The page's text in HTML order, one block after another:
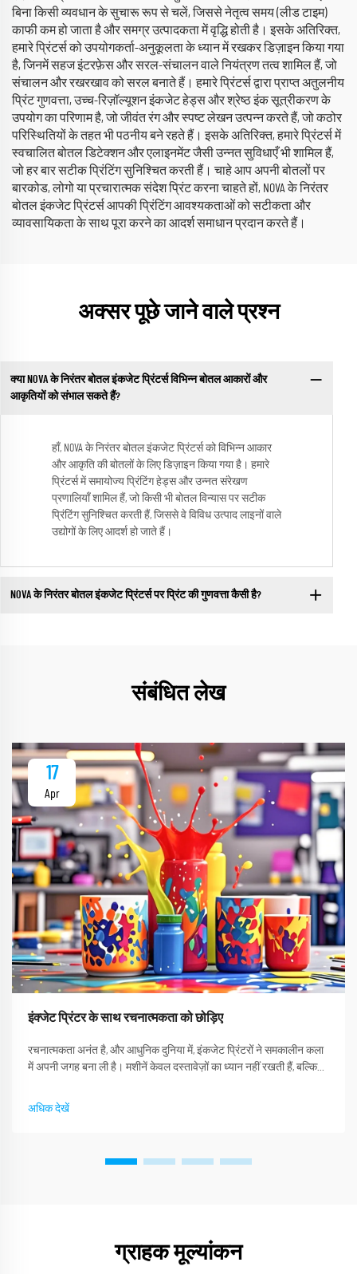
बिना किसी व्यवधान के सुचारू रूप से चलें, जिससे नेतृत्व समय (लीड टाइम)
काफी कम हो जाता है और समग्र उत्पादकता में वृद्धि होती है। इसके अतिरिक्त,
हमारे प्रिंटर्स को उपयोगकर्ता-अनुकूलता के ध्यान में रखकर डिज़ाइन किया गया
है, जिनमें सहज इंटरफ़ेस और सरल-संचालन वाले नियंत्रण तत्व शामिल हैं, जो
संचालन और रखरखाव को सरल बनाते हैं। हमारे प्रिंटर्स द्वारा प्राप्त अतुलनीय
प्रिंट गुणवत्ता, उच्च-रिज़ॉल्यूशन इंकजेट हेड्स और श्रेष्ठ इंक सूत्रीकरण के
उपयोग का परिणाम है, जो जीवंत रंग और स्पष्ट लेखन उत्पन्न करते हैं, जो कठोर
परिस्थितियों के तहत भी पठनीय बने रहते हैं। इसके अतिरिक्त, हमारे प्रिंटर्स में
स्वचालित बोतल डिटेक्शन और एलाइनमेंट जैसी उन्नत सुविधाएँ भी शामिल हैं,
जो हर बार सटीक प्रिंटिंग सुनिश्चित करती हैं। चाहे आप अपनी बोतलों पर
बारकोड, लोगो या प्रचारात्मक संदेश प्रिंट करना चाहते हों, NOVA के निरंतर
बोतल इंकजेट प्रिंटर्स आपकी प्रिंटिंग आवश्यकताओं को सटीकता और
व्यावसायिकता के साथ पूरा करने का आदर्श समाधान प्रदान करते हैं।
अक्सर पूछे जाने वाले प्रश्न
क्या NOVA के निरंतर बोतल इंकजेट प्रिंटर्स विभिन्न बोतल आकारों और
आकृतियों को संभाल सकते हैं?
हाँ, NOVA के निरंतर बोतल इंकजेट प्रिंटर्स को विभिन्न आकार
और आकृति की बोतलों के लिए डिज़ाइन किया गया है। हमारे
प्रिंटर्स में समायोज्य प्रिंटिंग हेड्स और उन्नत संरेखण
प्रणालियाँ शामिल हैं, जो किसी भी बोतल विन्यास पर सटीक
प्रिंटिंग सुनिश्चित करती हैं, जिससे वे विविध उत्पाद लाइनों वाले
उद्योगों के लिए आदर्श हो जाते हैं।
NOVA के निरंतर बोतल इंकजेट प्रिंटर्स पर प्रिंट की गुणवत्ता कैसी है?
संबंधित लेख
17
Apr
इंक्जेट प्रिंटर के साथ रचनात्मकता को छोड़िए
रचनात्मकता अनंत है, और आधुनिक दुनिया में, इंकजेट प्रिंटरों ने समकालीन कला
में अपनी जगह बना ली है। मशीनें केवल दस्तावेज़ों का ध्यान नहीं रखती हैं, बल्कि
व्यवसाय, व्यक्तित्व...
अधिक देखें
ग्राहक मूल्यांकन